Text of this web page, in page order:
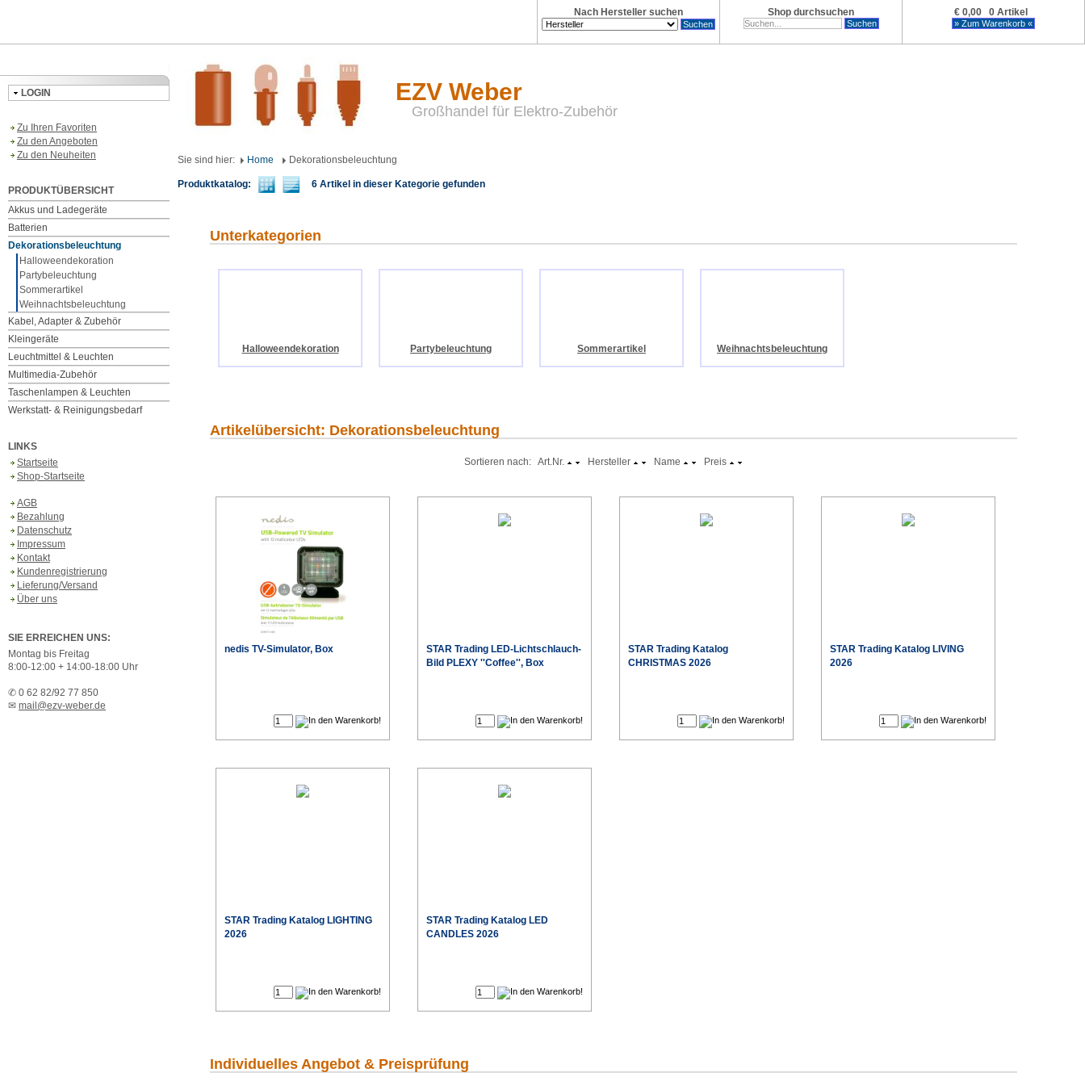
€ 0,00 0 Artikel
Shop durchsuchen
Nach Hersteller suchen
LOGIN
Zu Ihren Favoriten
Zu den Angeboten
Zu den Neuheiten
PRODUKTÜBERSICHT
Akkus und Ladegeräte
Batterien
Dekorationsbeleuchtung
Halloweendekoration
Partybeleuchtung
Sommerartikel
Weihnachtsbeleuchtung
Kabel, Adapter & Zubehör
Kleingeräte
Leuchtmittel & Leuchten
Multimedia-Zubehör
Taschenlampen & Leuchten
Werkstatt- & Reinigungsbedarf
LINKS
Startseite
Shop-Startseite
AGB
Bezahlung
Datenschutz
Impressum
Kontakt
Kundenregistrierung
Lieferung/Versand
Über uns
SIE ERREICHEN UNS:
Montag bis Freitag
8:00-12:00 + 14:00-18:00 Uhr
✆ 0 62 82/92 77 850
✉ mail@ezv-weber.de
EZV Weber
Großhandel für Elektro-Zubehör
Sie sind hier: Home Dekorationsbeleuchtung
Produktkatalog: 6 Artikel in dieser Kategorie gefunden
Unterkategorien
Halloweendekoration Partybeleuchtung Sommerartikel Weihnachtsbeleuchtung
Artikelübersicht: Dekorationsbeleuchtung
Sortieren nach: Art.Nr. Hersteller Name Preis
nedis TV-Simulator, Box
STAR Trading LED-Lichtschlauch-
Bild PLEXY ''Coffee'', Box
STAR Trading Katalog
CHRISTMAS 2026
STAR Trading Katalog LIVING
2026
STAR Trading Katalog LIGHTING
2026
STAR Trading Katalog LED
CANDLES 2026
Individuelles Angebot & Preisprüfung